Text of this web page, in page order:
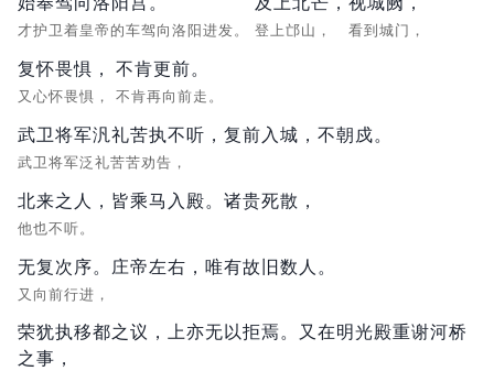
才护卫着皇帝的车驾向洛阳进发。 登上邙山， 看到城门，
复怀畏惧，
又心怀畏惧，
不肯更前。
不肯再向前走。
武卫将军汎礼苦执不听，复前入城，不朝戍。
武卫将军泛礼苦苦劝告，
北来之人，皆乘马入殿。诸贵死散，
他也不听。
无复次序。庄帝左右，唯有故旧数人。
又向前行进，
荣犹执移都之议，上亦无以拒焉。又在明光殿重谢河桥
之事，